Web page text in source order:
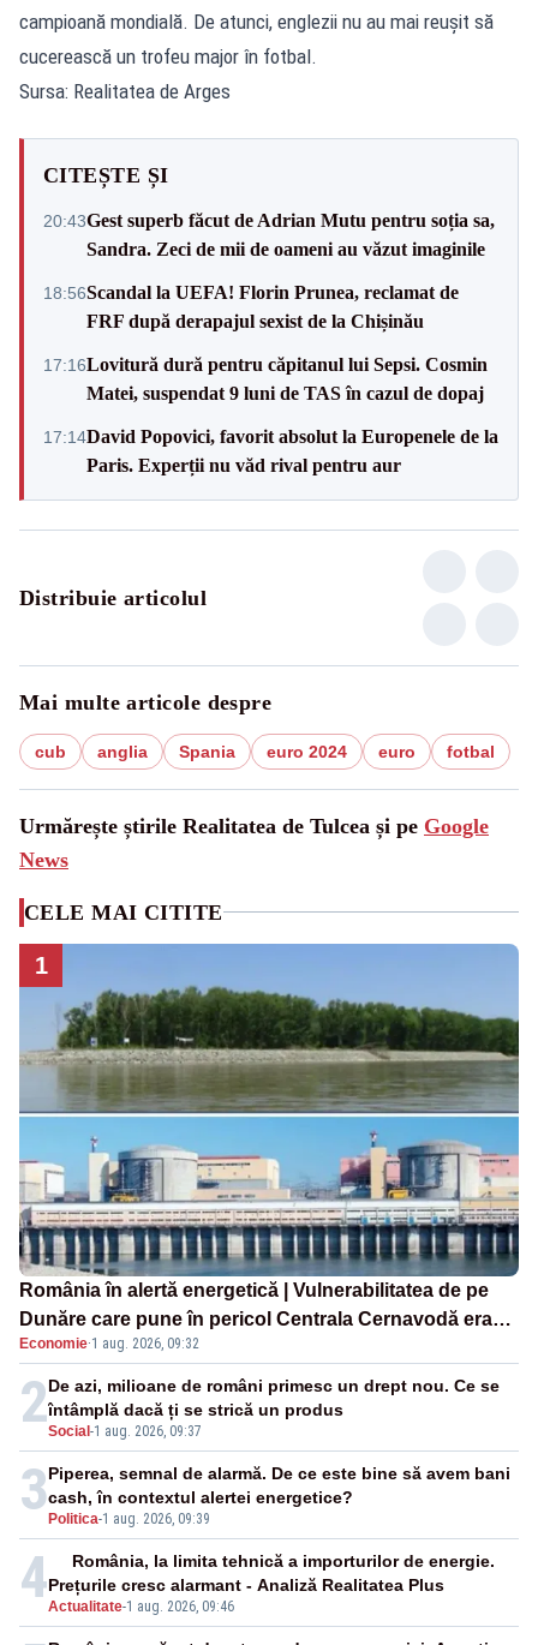
campioană mondială. De atunci, englezii nu au mai reușit să
cucerească un trofeu major în fotbal.
Sursa: Realitatea de Arges
CITEȘTE ȘI
20:43Gest superb făcut de Adrian Mutu pentru soția sa,
Sandra. Zeci de mii de oameni au văzut imaginile
18:56Scandal la UEFA! Florin Prunea, reclamat de
FRF după derapajul sexist de la Chișinău
17:16Lovitură dură pentru căpitanul lui Sepsi. Cosmin
Matei, suspendat 9 luni de TAS în cazul de dopaj
17:14David Popovici, favorit absolut la Europenele de la
Paris. Experții nu văd rival pentru aur
Distribuie articolul
Mai multe articole despre
cub anglia Spania euro 2024 euro fotbal
Urmărește știrile Realitatea de Tulcea și pe Google
News
CELE MAI CITITE
1
România în alertă energetică | Vulnerabilitatea de pe
Dunăre care pune în pericol Centrala Cernavodă era
cunoscută de pe vremea lui Ceaușescu
Economie·1 aug. 2026, 09:32
2Social -1 aug. 2026, 09:37
De azi, milioane de români primesc un drept nou. Ce se
întâmplă dacă ți se strică un produs
3 Politica-1 aug. 2026, 09:39
Piperea, semnal de alarmă. De ce este bine să avem bani
cash, în contextul alertei energetice?
4Actualitate-1 aug. 2026, 09:46
România, la limita tehnică a importurilor de energie.
Prețurile cresc alarmant - Analiză Realitatea Plus